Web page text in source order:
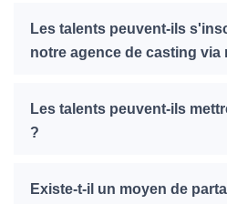
Les talents peuvent-ils
notre agence de casting via
Les talents peuvent-ils
?
Existe-t-il un moyen de